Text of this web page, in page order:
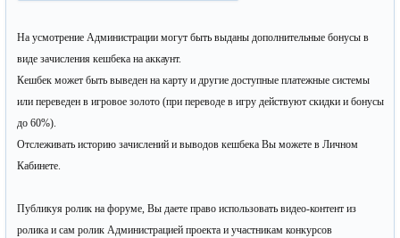
На усмотрение Администрации могут быть выданы дополнительные бонусы в
виде зачисления кешбека на аккаунт.
Кешбек может быть выведен на карту и другие доступные платежные системы
или переведен в игровое золото (при переводе в игру действуют скидки и бонусы
до 60%).
Отслеживать историю зачислений и выводов кешбека Вы можете в Личном
Кабинете.
Публикуя ролик на форуме, Вы даете право использовать видео-контент из
ролика и сам ролик Администрацией проекта и участникам конкурсов